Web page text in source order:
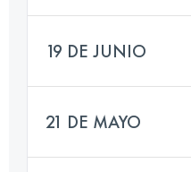
19 DE JUNIO
21 DE MAYO